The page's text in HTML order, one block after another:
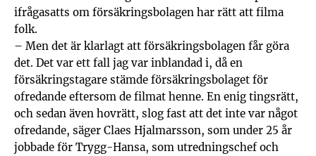
ifrågasatts om försäkringsbolagen har rätt att filma
folk.
– Men det är klarlagt att försäkringsbolagen får göra
det. Det var ett fall jag var inblandad i, då en
försäkringstagare stämde försäkringsbolaget för
ofredande eftersom de filmat henne. En enig tingsrätt,
och sedan även hovrätt, slog fast att det inte var något
ofredande, säger Claes Hjalmarsson, som under 25 år
jobbade för Trygg-Hansa, som utredningschef och